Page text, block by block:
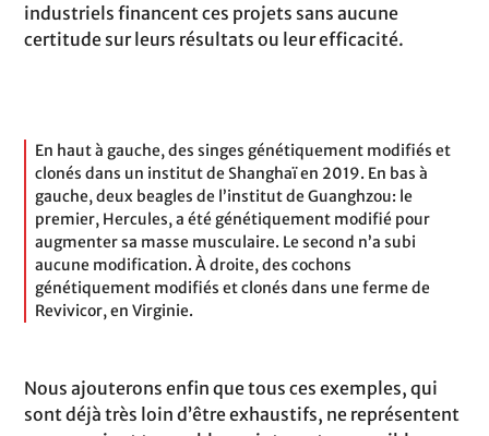
industriels financent ces projets sans aucune
certitude sur leurs résultats ou leur efficacité.
En haut à gauche, des singes génétiquement modifiés et
clonés dans un institut de Shanghaï en 2019. En bas à
gauche, deux beagles de l’institut de Guanghzou: le
premier, Hercules, a été génétiquement modifié pour
augmenter sa masse musculaire. Le second n’a subi
aucune modification. À droite, des cochons
génétiquement modifiés et clonés dans une ferme de
Revivicor, en Virginie.
Nous ajouterons enfin que tous ces exemples, qui
sont déjà très loin d’être exhaustifs, ne représentent